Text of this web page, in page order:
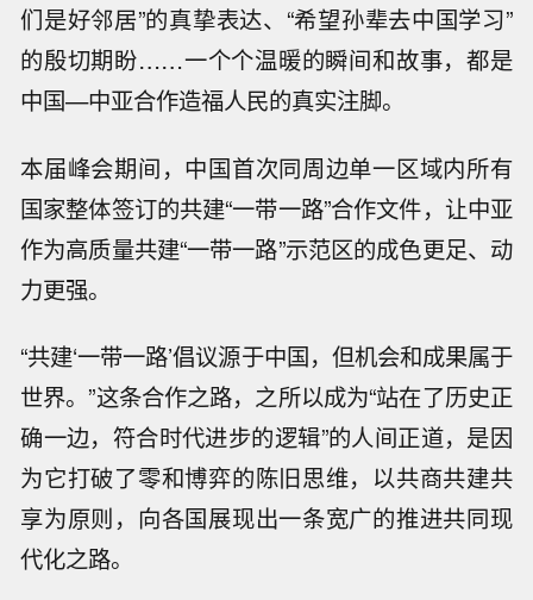
们是好邻居”的真挚表达、“希望孙辈去中国学习”
的殷切期盼……一个个温暖的瞬间和故事，都是
中国—中亚合作造福人民的真实注脚。
本届峰会期间，中国首次同周边单一区域内所有
国家整体签订的共建“一带一路”合作文件，让中亚
作为高质量共建“一带一路”示范区的成色更足、动
力更强。
“共建‘一带一路’倡议源于中国，但机会和成果属于
世界。”这条合作之路，之所以成为“站在了历史正
确一边，符合时代进步的逻辑”的人间正道，是因
为它打破了零和博弈的陈旧思维，以共商共建共
享为原则，向各国展现出一条宽广的推进共同现
代化之路。